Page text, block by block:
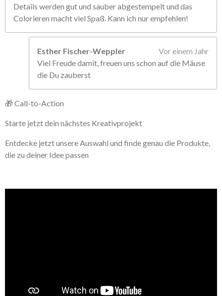
Details werden gut und sauber abgestempelt und das
Colorieren macht viel Spaß. Kann ich nur empfehlen!
Esther Fischer-Weppler
Vor einem Jahr
Viel Freude damit, freuen uns schon auf die Mäuse
die Du zauberst
🎁 Call-to-Action
Starte jetzt dein nächstes Kreativprojekt
Entdecke jetzt unsere Auswahl und finde genau die Produkte,
die zu deiner Idee passen